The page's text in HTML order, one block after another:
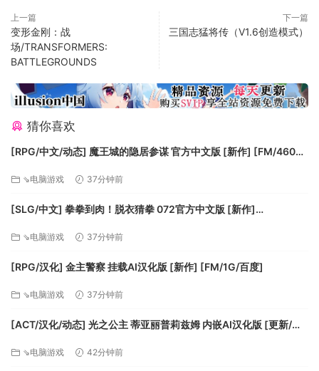
系统需求
Mac OS X
最低配置:
处理器: Dual Core 2GHz
显卡: Dedicated OpenGL graphics card
DirectX 版本: 10
声卡: Windows supported sound card
上一篇
变形金刚：战
场/TRANSFORMERS:
BATTLEGROUNDS
下一篇
三国志猛将传（V1.6创造模式）
猜你喜欢
[RPG/中文/动态] 魔王城的隐居参谋 官方中文版 [新作] [FM/460M/
⇘电脑游戏 37分钟前
[SLG/中文] 拳拳到肉！脱衣猜拳 072官方中文版 [新作]
⇘电脑游戏 37分钟前
[RPG/汉化] 金主警察 挂载AI汉化版 [新作] [FM/1G/百度]
⇘电脑游戏 37分钟前
[ACT/汉化/动态] 光之公主 蒂亚丽普莉兹姆 内嵌AI汉化版 [更新/新
⇘电脑游戏 42分钟前